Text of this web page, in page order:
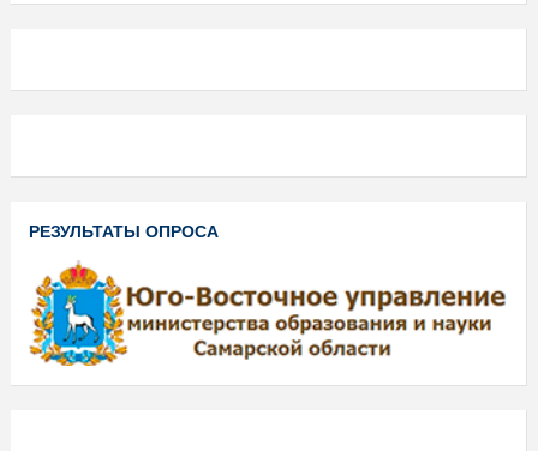
РЕЗУЛЬТАТЫ ОПРОСА